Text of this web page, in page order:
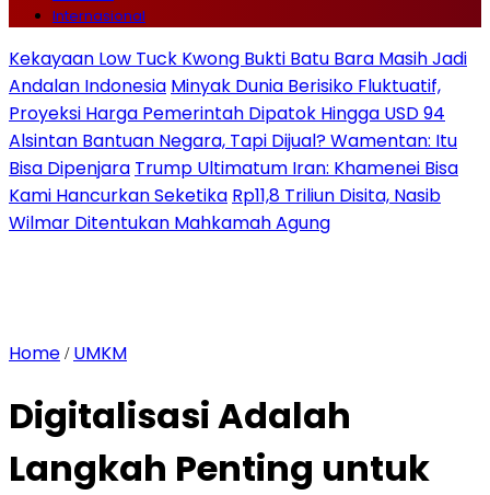
Internasional
Kekayaan Low Tuck Kwong Bukti Batu Bara Masih Jadi
Andalan Indonesia Minyak Dunia Berisiko Fluktuatif,
Proyeksi Harga Pemerintah Dipatok Hingga USD 94
Alsintan Bantuan Negara, Tapi Dijual? Wamentan: Itu
Bisa Dipenjara Trump Ultimatum Iran: Khamenei Bisa
Kami Hancurkan Seketika Rp11,8 Triliun Disita, Nasib
Wilmar Ditentukan Mahkamah Agung
Home / UMKM
Digitalisasi Adalah
Langkah Penting untuk